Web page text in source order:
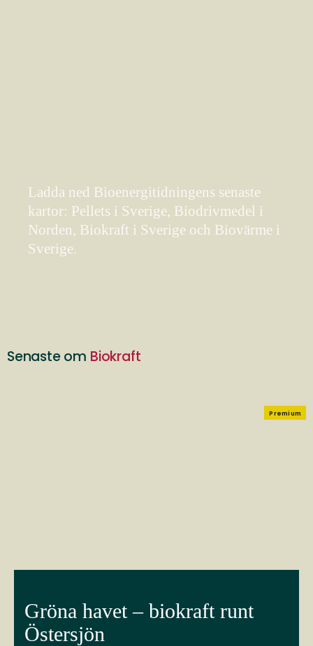
Ladda ned Bioenergitidningens senaste
kartor: Pellets i Sverige, Biodrivmedel i
Norden, Biokraft i Sverige och Biovärme i
Sverige.
Senaste om Biokraft
Premium
Gröna havet – biokraft runt
Östersjön